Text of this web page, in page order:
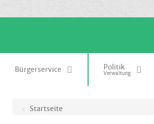
Bürgerservice Politik
Verwaltung
Startseite